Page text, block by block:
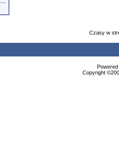
Czasy w
Copyright